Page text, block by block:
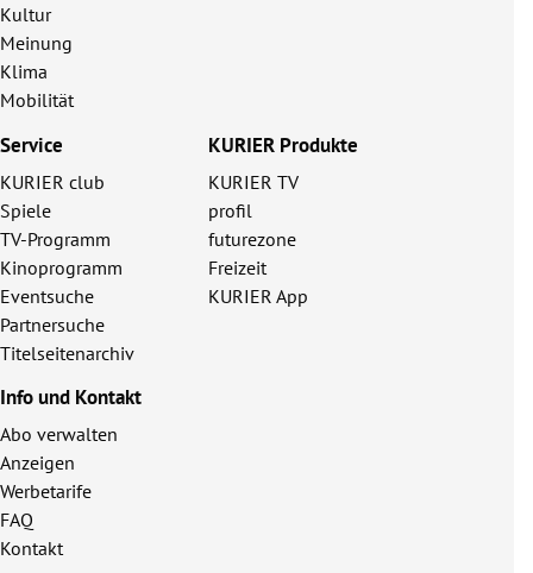
Kultur
Meinung
Klima
Mobilität
Service
KURIER club
Spiele
TV-Programm
Kinoprogramm
Eventsuche
Partnersuche
Titelseitenarchiv
KURIER Produkte
KURIER TV
profil
futurezone
Freizeit
KURIER App
Info und Kontakt
Abo verwalten
Anzeigen
Werbetarife
FAQ
Kontakt